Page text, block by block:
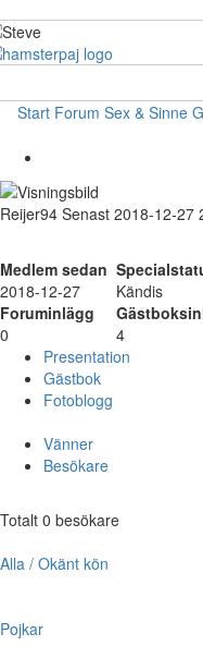
Start Forum Sex & Sinne
Reijer94 Senast 2018-12-27
Medlem sedan
2018-12-27
Kändis
Foruminlägg
0
4
Presentation
Gästbok
Fotoblogg
Vänner
Besökare
Totalt 0 besökare
Alla / Okänt kön
Pojkar